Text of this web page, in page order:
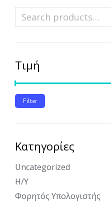
Τιμή
Filter
Κατηγορίες
Uncategorized
Η/Υ
Φορητός Υπολογιστής